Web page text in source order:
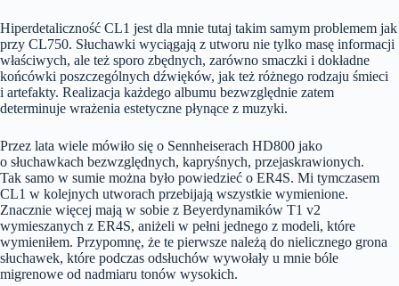
Hiperdetaliczność CL1 jest dla mnie tutaj takim samym problemem jak
przy CL750. Słuchawki wyciągają z utworu nie tylko masę informacji
właściwych, ale też sporo zbędnych, zarówno smaczki i dokładne
końcówki poszczególnych dźwięków, jak też różnego rodzaju śmieci
i artefakty. Realizacja każdego albumu bezwzględnie zatem
determinuje wrażenia estetyczne płynące z muzyki.
Przez lata wiele mówiło się o Sennheiserach HD800 jako
o słuchawkach bezwzględnych, kapryśnych, przejaskrawionych.
Tak samo w sumie można było powiedzieć o ER4S. Mi tymczasem
CL1 w kolejnych utworach przebijają wszystkie wymienione.
Znacznie więcej mają w sobie z Beyerdynamików T1 v2
wymieszanych z ER4S, aniżeli w pełni jednego z modeli, które
wymieniłem. Przypomnę, że te pierwsze należą do nielicznego grona
słuchawek, które podczas odsłuchów wywołały u mnie bóle
migrenowe od nadmiaru tonów wysokich.